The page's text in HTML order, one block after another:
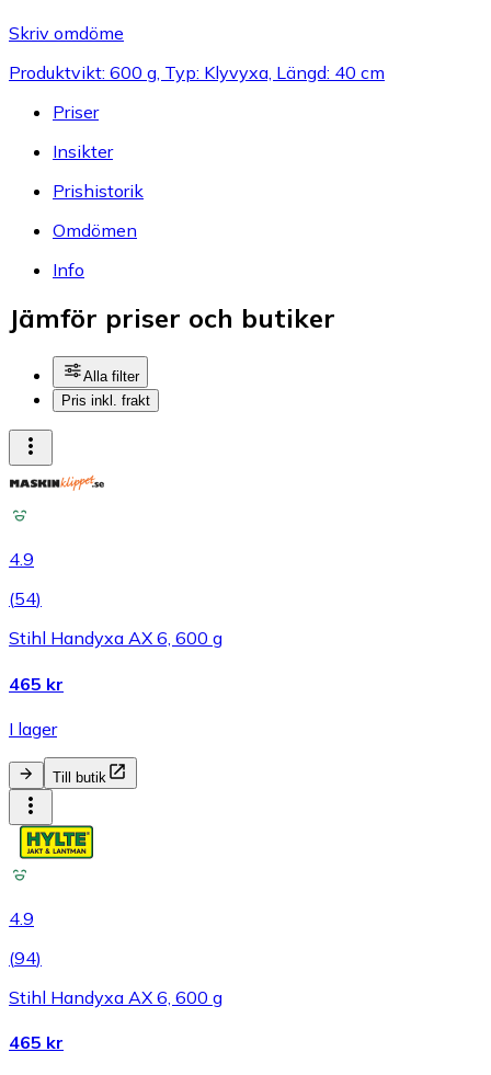
Skriv omdöme
Produktvikt: 600 g, Typ: Klyvyxa, Längd: 40 cm
Priser
Insikter
Prishistorik
Omdömen
Info
Jämför priser och butiker
Alla filter
Pris inkl. frakt
4.9
(54)
Stihl Handyxa AX 6, 600 g
465 kr
I lager
Till butik
4.9
(94)
Stihl Handyxa AX 6, 600 g
465 kr